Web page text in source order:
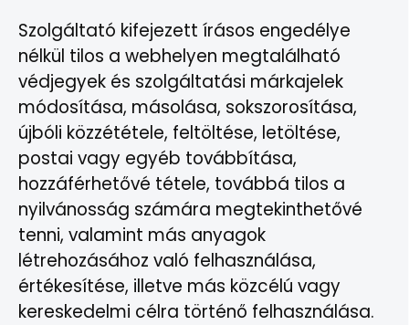
Szolgáltató kifejezett írásos engedélye
nélkül tilos a webhelyen megtalálható
védjegyek és szolgáltatási márkajelek
módosítása, másolása, sokszorosítása,
újbóli közzététele, feltöltése, letöltése,
postai vagy egyéb továbbítása,
hozzáférhetővé tétele, továbbá tilos a
nyilvánosság számára megtekinthetővé
tenni, valamint más anyagok
létrehozásához való felhasználása,
értékesítése, illetve más közcélú vagy
kereskedelmi célra történő felhasználása.